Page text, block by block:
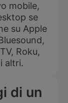
mobile,
se
su Apple
Roku,
altri.
di un